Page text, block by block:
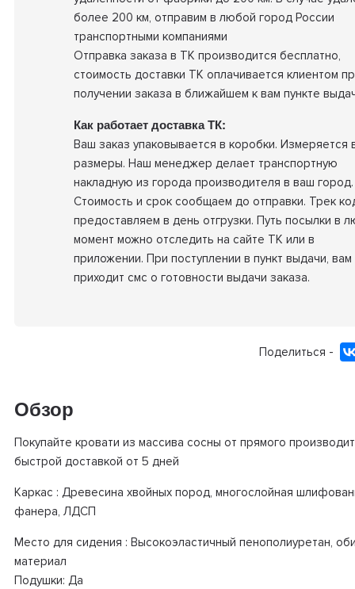
более 200 км, отправим в любой город России
транспортными компаниями
Отправка заказа в ТК производится бесплатно,
стоимость доставки ТК оплачивается клиентом
получении заказа в ближайшем к вам пункте
Как работает доставка ТК:
Ваш заказ упаковывается в коробки. Измеряется
размеры. Наш менеджер делает транспортную
накладную из города производителя в ваш город.
Стоимость и срок сообщаем до отправки. Трек
предоставляем в день отгрузки. Путь посылки в
момент можно отследить на сайте ТК или в
приложении. При поступлении в пункт выдачи, вам
приходит смс о готовности выдачи заказа.
Поделиться -
Обзор
Покупайте кровати из массива сосны от прямого
быстрой доставкой от 5 дней
Каркас : Древесина хвойных пород, многослойная
фанера, ЛДСП
Место для сидения : Высокоэластичный пенополиуретан,
материал
Подушки: Да